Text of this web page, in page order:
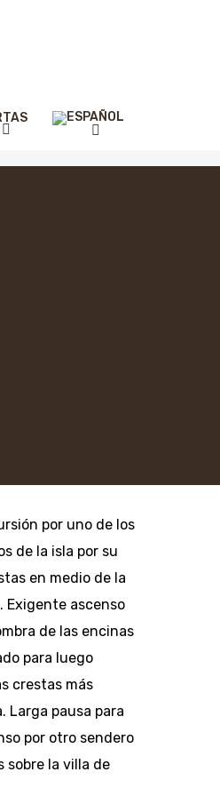
por uno de los
de la isla por su
en medio de la
Exigente ascenso
de las encinas
para luego
crestas más
Larga pausa para
por otro sendero
sobre la villa de